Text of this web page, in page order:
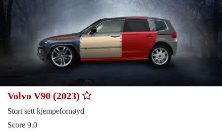
Volvo V90 (2023)
Stort sett kjempefornøyd
Score 9.0